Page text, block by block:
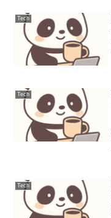
Tech
Tech
Tech